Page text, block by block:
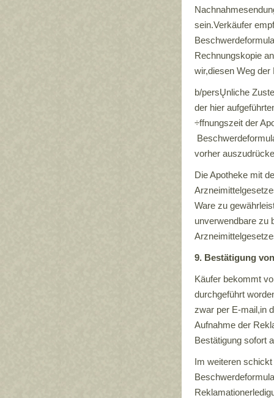
sein.Verkäufer
Rechnungskopie
wir,diesen Weg
b/persŲnliche
der hier
÷ffnungszeit der
vorher
Die Apotheke mit
Ware zu
unverwendbare zu
9. Bestätigung
Käufer bekommt
durchgeführt
zwar per E-mail,in
Aufnahme der
Bestätigung sofort
Im weiteren